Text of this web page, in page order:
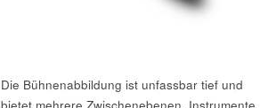
Die Bühnenabbildung ist unfassbar tief und